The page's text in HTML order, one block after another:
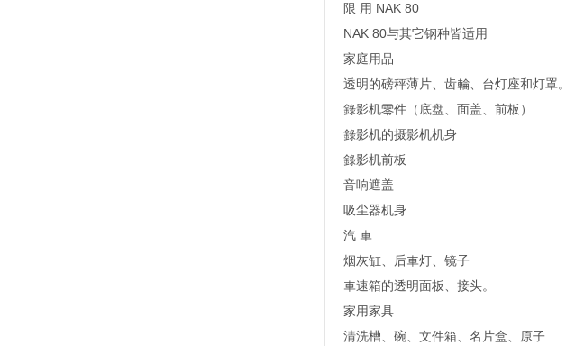
限 用 NAK 80
NAK 80与其它钢种皆适用
家庭用品
透明的磅秤薄片、齿輪、台灯座和灯罩。
錄影机零件（底盘、面盖、前板）
錄影机的摄影机机身
錄影机前板
音响遮盖
吸尘器机身
汽 車
烟灰缸、后車灯、镜子
車速箱的透明面板、接头。
家用家具
清洗槽、碗、文件箱、名片盒、原子